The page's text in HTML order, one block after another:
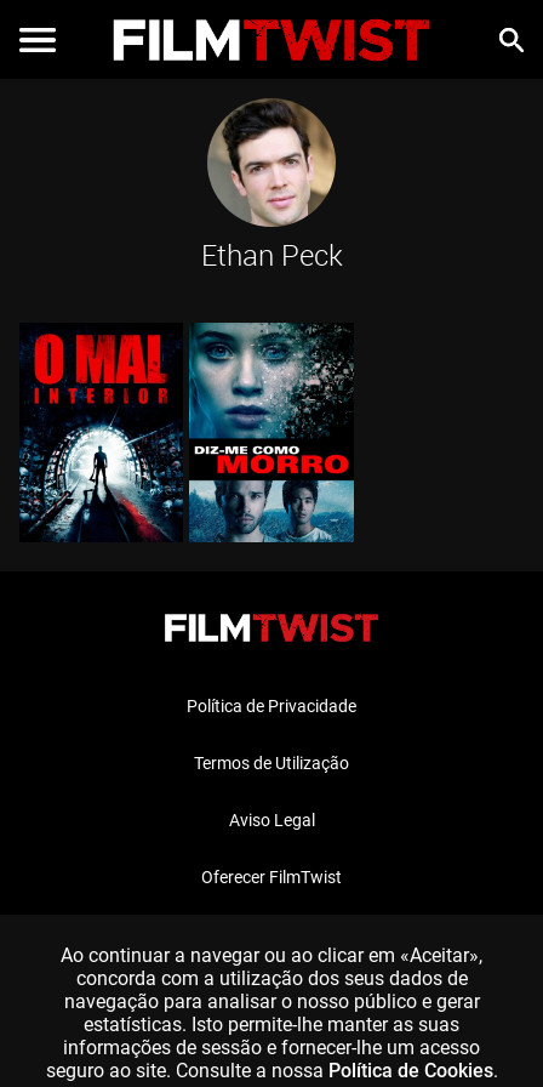
Ethan Peck
Política de Privacidade
Termos de Utilização
Aviso Legal
Oferecer FilmTwist
Ao continuar a navegar ou ao clicar em «Aceitar»,
concorda com a utilização dos seus dados de
navegação para analisar o nosso público e gerar
estatísticas. Isto permite-lhe manter as suas
informações de sessão e fornecer-lhe um acesso
seguro ao site. Consulte a nossa Política de Cookies.